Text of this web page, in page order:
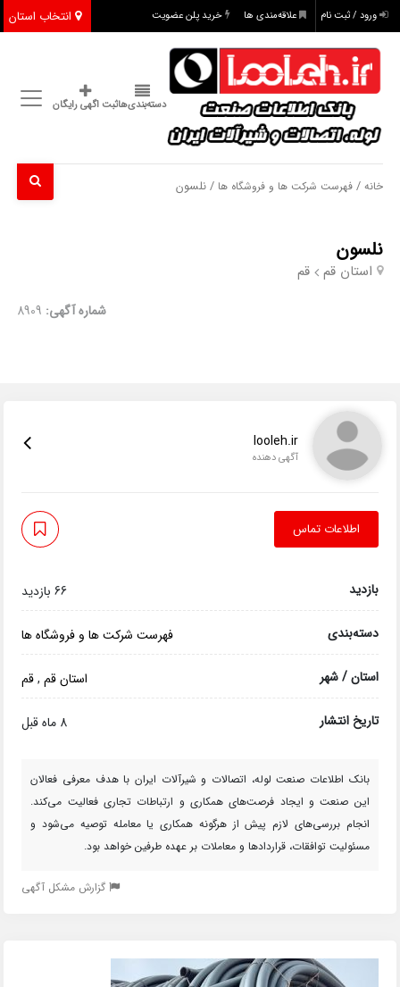
انتخاب استان ورود / ثبت نام علاقه‌مندی ها خرید پلن عضویت
دسته‌بندی‌هاثبت اگهی رایگان
خانه /فهرست شرکت ها و فروشگاه ها / نلسون
نلسون
استان قم قم
شماره آگهی: 8909
looleh.ir
آگهی دهنده
اطلاعات تماس
بازدید 66 بازدید
دسته‌بندی فهرست شرکت ها و فروشگاه ها
استان / شهر استان قم,قم
تاریخ انتشار 8 ماه قبل
بانک اطلاعات صنعت لوله، اتصالات و شیرآلات ایران با هدف معرفی فعالان
این صنعت و ایجاد فرصت‌های همکاری و ارتباطات تجاری فعالیت می‌کند.
انجام بررسی‌های لازم پیش از هرگونه همکاری یا معامله توصیه می‌شود و
مسئولیت توافقات، قراردادها و معاملات بر عهده طرفین خواهد بود.
گزارش مشکل آگهی